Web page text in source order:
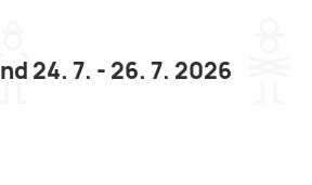
24. 7. - 26. 7. 2026